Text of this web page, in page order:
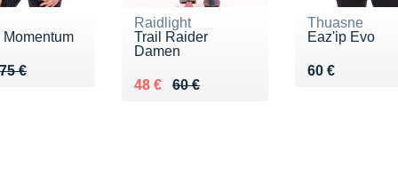
Momentum
75 €
de 75 €
€
Raidlight
Trail Raider
Damen
60 €
Au lieu de 60 €
48 €
Vendu 48 €
Thuasne
Eaz'ip Evo
60 €
Vendu 60 €